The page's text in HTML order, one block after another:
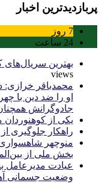
پربازدیدترین اخبار
7 روز
24 ساعت
بهترین سریال‌های
views
محمدباقر خرازی:
او را ضد دین با
جادوگرانش
یکی از کوهنوردان
راهکار جلوگیری
بخش ملی از
عیادت مدیرعامل
وضعیت جسمانی